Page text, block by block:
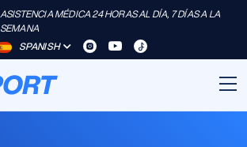
ASISTENCIA MÉDICA 24 HORAS AL DÍA, 7 DÍAS A LA
SEMANA
SPANISH